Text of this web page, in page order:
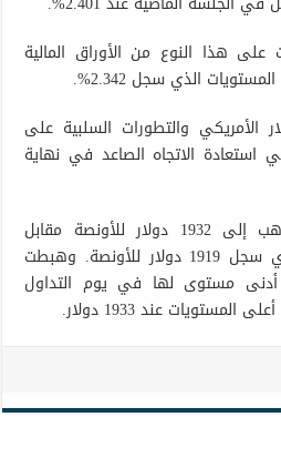
هذا النوع من الأوراق المالية
والتطورات السلبية على
استعادة الاتجاه الصاعد في نهاية
وارتفعت العقود الآجلة للذهب إلى 1932 دولار للأونصة مقابل
الإغلاق اليومي الماضي الذي سجل 1919 دولار للأونصة. وهبطت
مستوى لها في يوم التداول